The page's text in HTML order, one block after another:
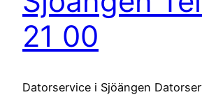
21 00
Datorservice i Sjöängen